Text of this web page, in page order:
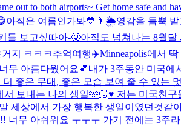
out to both airports~ Get home safe and
아직은 여름인가봐💙🌂🌦️영감을 듬뿍
들 보고싶따아-🥲아직도 넘쳐나는 8월
거지 ㅋㅋㅋ추억여행✈️Minneapolis에서
무 아름다웠어요💕내가 3주동안 미국에
좋은 무대, 좋은 모습 보여 줄 수 있는
서 보내는 나의 생일🫶🏻♥️ 저는 미국친
세상에서 가장 행복한 생일이였던것같
너무 아쉬워요 ㅜㅜㅜ 가기 전에는 3주